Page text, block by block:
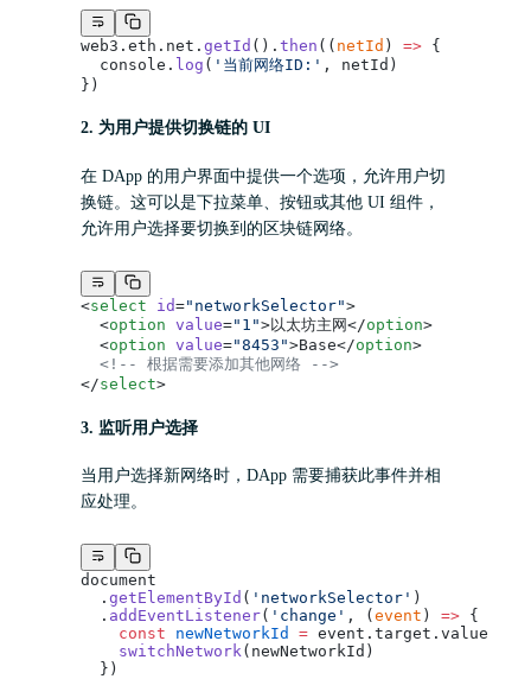
web3.eth.net. getId (). then (( netId ) => {
  console.
log ( '当前网络ID:' , netId)
})
2. 为用户提供切换链的 UI
在 DApp 的用户界面中提供一个选项，允许用户切
换链。这可以是下拉菜单、按钮或其他 UI 组件，
允许用户选择要切换到的区块链网络。
<select id="networkSelector">
  <
option value="1">以太坊主网</option>
  <
option value="8453">Base</option>
  <!-- 根据需要添加其他网络 -->
</select>
3. 监听用户选择
当用户选择新网络时，DApp 需要捕获此事件并相
应处理。
document
  .
getElementById ( 'networkSelector' )
  .
addEventListener( 'change' , (event ) => {
    const
newNetworkId = event.target.value
    switchNetwork
(newNetworkId)
  })